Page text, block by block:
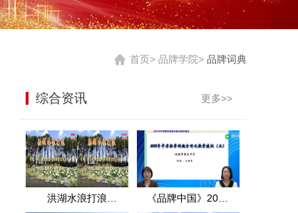
首页> 品牌学院> 品牌词典
综合资讯 更多>>
洪湖水浪打浪
《品牌中国》2021